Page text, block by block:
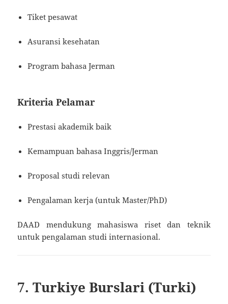
Tiket pesawat
Asuransi kesehatan
Program bahasa Jerman
Kriteria Pelamar
Prestasi akademik baik
Kemampuan bahasa Inggris/Jerman
Proposal studi relevan
Pengalaman kerja (untuk Master/PhD)
DAAD mendukung mahasiswa riset dan teknik
untuk pengalaman studi internasional.
7. Turkiye Burslari (Turki)